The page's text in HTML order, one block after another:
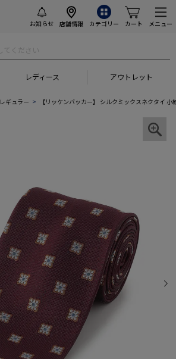
お知らせ 店舗情報 カテゴリー カート メニュー
レディース アウトレット
レギュラー 【リッケンバッカー】 シルクミックスネクタイ